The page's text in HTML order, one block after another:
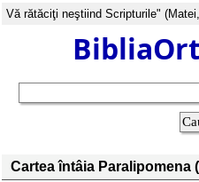
Vă rătăciţi neştiind Scripturile"
Cartea întâia Paralipomena